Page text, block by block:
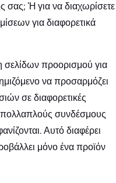
σας; Ή για να διαχωρίσετε
για διαφορετικά
σελίδων προορισμού για
να προσαρμόζει
σε διαφορετικές
πολλαπλούς συνδέσμους
Αυτό διαφέρει
μόνο ένα προϊόν